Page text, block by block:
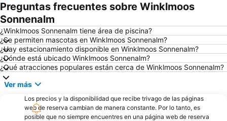
Preguntas frecuentes sobre Winklmoos
Sonnenalm
¿Winklmoos Sonnenalm tiene área de piscina?
¿Se permiten mascotas en Winklmoos Sonnenalm?
¿Hay estacionamiento disponible en Winklmoos Sonnenalm?
¿Dónde está ubicado Winklmoos Sonnenalm?
¿Qué atracciones populares están cerca de Winklmoos Sonnenalm?
Ver más
Los precios y la disponibilidad que recibe trivago de las páginas
web de reserva cambian de manera constante. Por lo tanto, es
posible que no siempre encuentres en una página web de reserva